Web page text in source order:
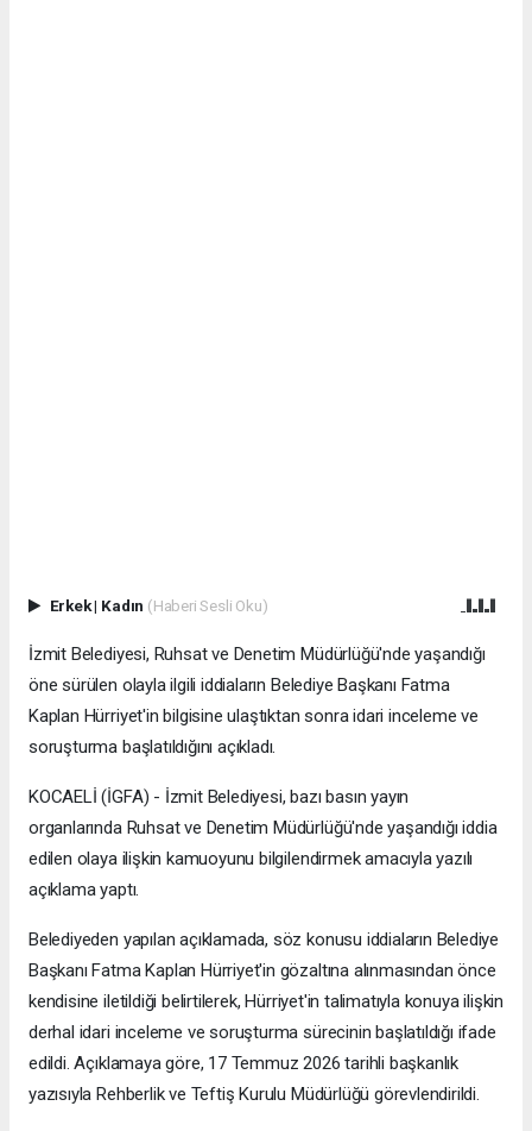
Erkek| Kadın (Haberi Sesli Oku)
İzmit Belediyesi, Ruhsat ve Denetim Müdürlüğü'nde yaşandığı
öne sürülen olayla ilgili iddiaların Belediye Başkanı Fatma
Kaplan Hürriyet'in bilgisine ulaştıktan sonra idari inceleme ve
soruşturma başlatıldığını açıkladı.
KOCAELİ (İGFA) - İzmit Belediyesi, bazı basın yayın
organlarında Ruhsat ve Denetim Müdürlüğü'nde yaşandığı iddia
edilen olaya ilişkin kamuoyunu bilgilendirmek amacıyla yazılı
açıklama yaptı.
Belediyeden yapılan açıklamada, söz konusu iddiaların Belediye
Başkanı Fatma Kaplan Hürriyet'in gözaltına alınmasından önce
kendisine iletildiği belirtilerek, Hürriyet'in talimatıyla konuya ilişkin
derhal idari inceleme ve soruşturma sürecinin başlatıldığı ifade
edildi. Açıklamaya göre, 17 Temmuz 2026 tarihli başkanlık
yazısıyla Rehberlik ve Teftiş Kurulu Müdürlüğü görevlendirildi.